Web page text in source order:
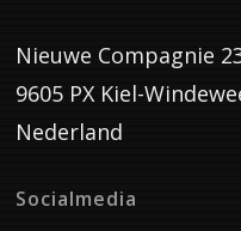
Nieuwe Compagnie
9605 PX Kiel-
Nederland
Socialmedia